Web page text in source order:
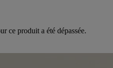
ce produit a été dépassée.